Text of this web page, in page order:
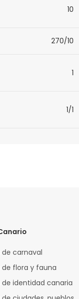
10
270/10
1
1/1
de carnaval
de flora y fauna
de identidad canaria